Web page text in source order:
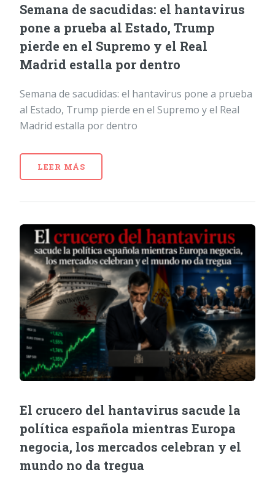
Semana de sacudidas: el hantavirus
pone a prueba al Estado, Trump
pierde en el Supremo y el Real
Madrid estalla por dentro
Semana de sacudidas: el hantavirus pone a prueba
al Estado, Trump pierde en el Supremo y el Real
Madrid estalla por dentro
LEER MÁS
El crucero del hantavirus sacude la
política española mientras Europa
negocia, los mercados celebran y el
mundo no da tregua